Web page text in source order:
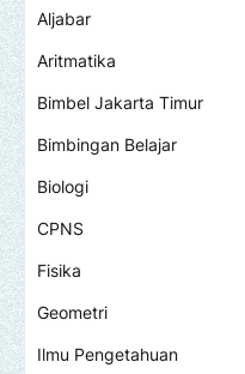
Aljabar
Aritmatika
Bimbel Jakarta Timur
Bimbingan Belajar
Biologi
CPNS
Fisika
Geometri
Ilmu Pengetahuan